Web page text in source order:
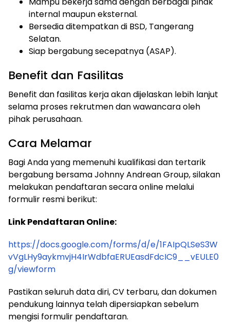
internal maupun eksternal.
Bersedia ditempatkan di BSD, Tangerang
Selatan.
Siap bergabung secepatnya (ASAP).
Benefit dan Fasilitas
Benefit dan fasilitas kerja akan dijelaskan lebih lanjut
selama proses rekrutmen dan wawancara oleh
pihak perusahaan.
Cara Melamar
Bagi Anda yang memenuhi kualifikasi dan tertarik
bergabung bersama Johnny Andrean Group, silakan
melakukan pendaftaran secara online melalui
formulir resmi berikut:
Link Pendaftaran Online:
https://docs.google.com/forms/d/e/1FAIpQLSeS3W
vVgLHy9aykmvjH4IrWdbfaERUEasdFdcIC9__vEULE0
g/viewform
Pastikan seluruh data diri, CV terbaru, dan dokumen
pendukung lainnya telah dipersiapkan sebelum
mengisi formulir pendaftaran.